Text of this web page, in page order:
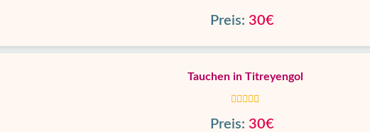
Preis: 30€
Tauchen in Titreyengol
Preis: 30€